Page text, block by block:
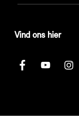
Vind ons hier